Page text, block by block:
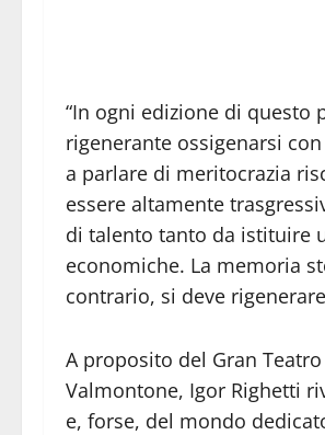
“In ogni edizione di questo
rigenerante ossigenarsi
a parlare di meritocrazia
essere altamente
di talento tanto da istituire
economiche. La memoria
contrario, si deve
A proposito del Gran
Valmontone, Igor Righetti
e, forse, del mondo